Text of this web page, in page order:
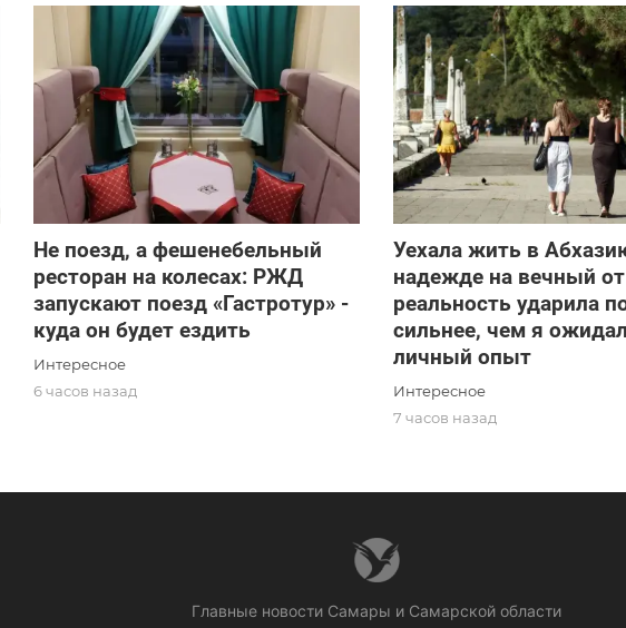
Не поезд, а фешенебельный
ресторан на колесах: РЖД
запускают поезд «Гастротур» -
куда он будет ездить
Интересное
6 часов назад
Уехала жить в
надежде на вечный
реальность ударила
сильнее, чем я
личный опыт
Интересное
7 часов назад
Главные новости Самары и Самарской области